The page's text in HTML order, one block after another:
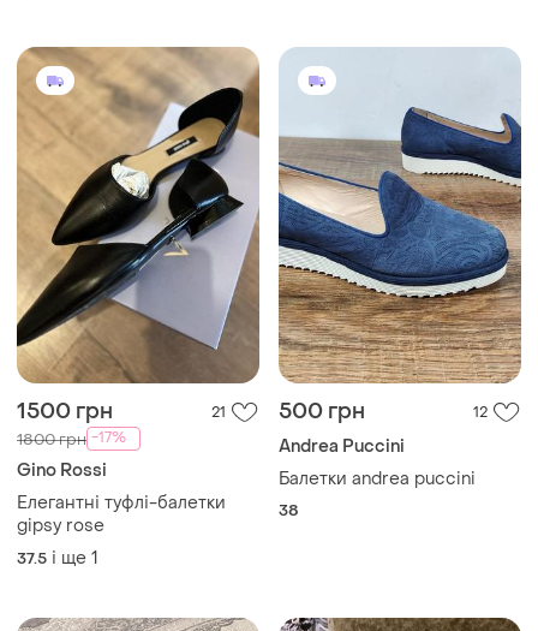
1500 грн 21
1800 грн -17%
Gino Rossi
Елегантні туфлі-балетки
gipsy rose
37.5 і ще 1
500 грн 12
Andrea Puccini
Балетки andrea puccini
38